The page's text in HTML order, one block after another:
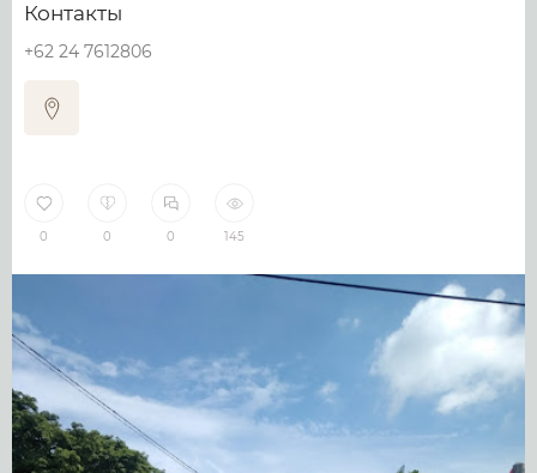
Контакты
+62 24 7612806
0 0 0 145